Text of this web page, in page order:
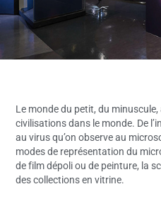
Le monde du petit, du
civilisations dans le monde. De
au virus qu’on observe au
modes de représentation du
de film dépoli ou de peinture, la
des collections en vitrine.